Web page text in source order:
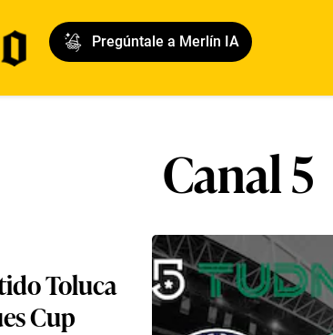
Pregúntale a Merlín IA
Canal 5
Toluca
Cup